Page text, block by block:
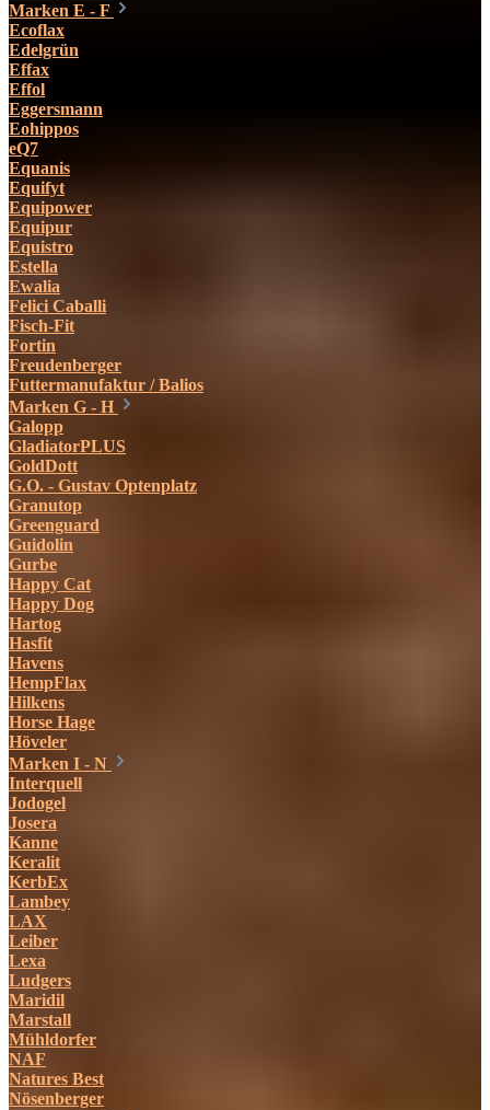
Marken E - F
Ecoflax
Edelgrün
Effax
Effol
Eggersmann
Eohippos
eQ7
Equanis
Equifyt
Equipower
Equipur
Equistro
Estella
Ewalia
Felici Caballi
Fisch-Fit
Fortin
Freudenberger
Futtermanufaktur / Balios
Marken G - H
Galopp
GladiatorPLUS
GoldDott
G.O. - Gustav Optenplatz
Granutop
Greenguard
Guidolin
Gurbe
Happy Cat
Happy Dog
Hartog
Hasfit
Havens
HempFlax
Hilkens
Horse Hage
Höveler
Marken I - N
Interquell
Jodogel
Josera
Kanne
Keralit
KerbEx
Lambey
LAX
Leiber
Lexa
Ludgers
Maridil
Marstall
Mühldorfer
NAF
Natures Best
Nösenberger